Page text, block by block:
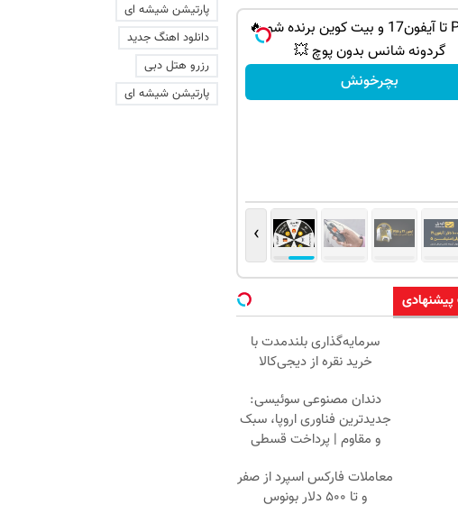
از PS5 تا آیفون17 و بیت کوین برنده شو 🔥
گردونه شانس بدون پوچ 💥
بچرخونش
›
سرمایه‌گذاری بلندمدت با
خرید نقره از دیجی‌کالا
دندان مصنوعی سوئیسی:
جدیدترین فناوری اروپا، سبک
و مقاوم | پرداخت قسطی
معاملات فارکس اسپرد از صفر
و تا ۵۰۰ دلار بونوس
پارتیشن شیشه ای
دانلود اهنگ جدید
رزرو هتل دبی
پارتیشن شیشه ای